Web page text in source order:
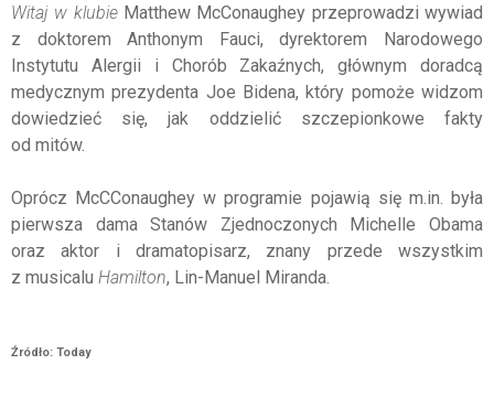
Witaj w klubieMatthew McConaughey przeprowadzi wywiad
z doktorem Anthonym Fauci, dyrektorem Narodowego
Instytutu Alergii i Chorób Zakaźnych, głównym doradcą
medycznym prezydenta Joe Bidena, który pomoże widzom
dowiedzieć się, jak oddzielić szczepionkowe fakty
od mitów.
Oprócz McCConaughey w programie pojawią się m.in. była
pierwsza dama Stanów Zjednoczonych Michelle Obama
oraz aktor i dramatopisarz, znany przede wszystkim
z musicalu Hamilton, Lin-Manuel Miranda.
Źródło: Today